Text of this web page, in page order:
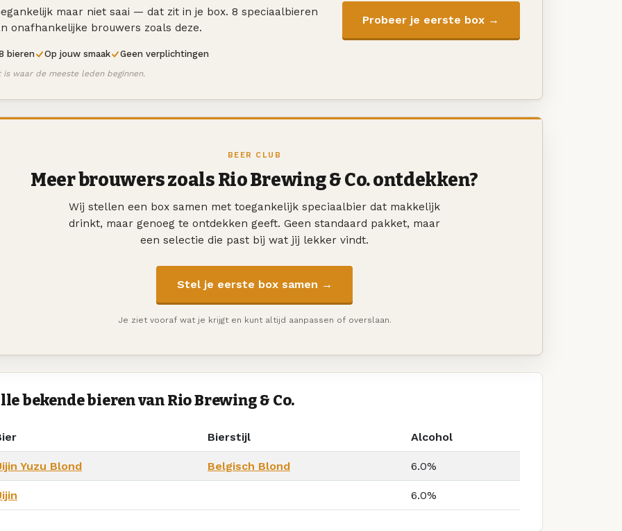
maar niet saai — dat zit in je box. 8 speciaalbieren
onafhankelijke brouwers zoals deze.
bieren Op jouw smaak Geen verplichtingen
is waar de meeste leden beginnen.
Probeer je eerste box →
BEER CLUB
Meer brouwers zoals Rio Brewing & Co. ontdekken?
Wij stellen een box samen met toegankelijk speciaalbier dat makkelijk
drinkt, maar genoeg te ontdekken geeft. Geen standaard pakket, maar
een selectie die past bij wat jij lekker vindt.
Stel je eerste box samen →
Je ziet vooraf wat je krijgt en kunt altijd aanpassen of overslaan.
bekende bieren van Rio Brewing & Co.
Bierstijl Alcohol
Yuzu Blond Belgisch Blond 6.0%
6.0%